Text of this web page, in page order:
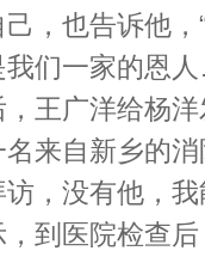
，也告诉他
我们一家的恩
王广洋给杨
名来自新乡的
，没有他，
到医院检查